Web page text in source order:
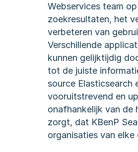
Webservices team
zoekresultaten, het
verbeteren van
Verschillende
kunnen gelijktijdig
tot de juiste
source Elasticsearch
vooruitstrevend en
onafhankelijk van de
zorgt, dat KBenP
organisaties van elke